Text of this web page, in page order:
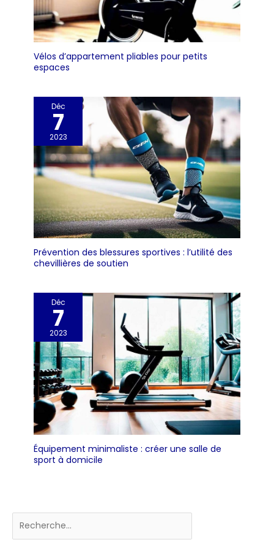
Vélos d’appartement pliables pour petits
espaces
Déc
7
2023
Prévention des blessures sportives : l’utilité des
chevillières de soutien
Déc
7
2023
Équipement minimaliste : créer une salle de
sport à domicile
Rechercher